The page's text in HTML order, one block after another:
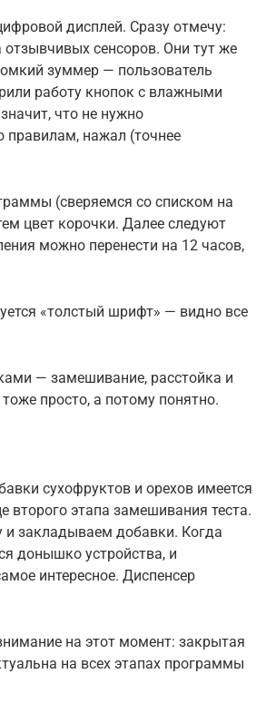
дисплей. Сразу отмечу:
отзывчивых сенсоров. Они тут же
зуммер — пользователь
работу кнопок с влажными
что не нужно
правилам, нажал (точнее
(сверяемся со списком на
цвет корочки. Далее следуют
можно перенести на 12 часов,
«толстый шрифт» — видно все
— замешивание, расстойка и
просто, а потому понятно.
сухофруктов и орехов имеется
второго этапа замешивания теста.
и закладываем добавки. Когда
донышко устройства, и
интересное. Диспенсер
на этот момент: закрытая
на всех этапах программы